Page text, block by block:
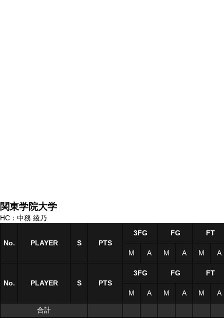
関東学院大学
HC：中務 綾乃
No. PLAYER S
No. PLAYER S
合計
No. PLAYER S PTS
3FG FG FT
M A M A M A
No. PLAYER S PTS
3FG FG FT
M A M A M A
合計